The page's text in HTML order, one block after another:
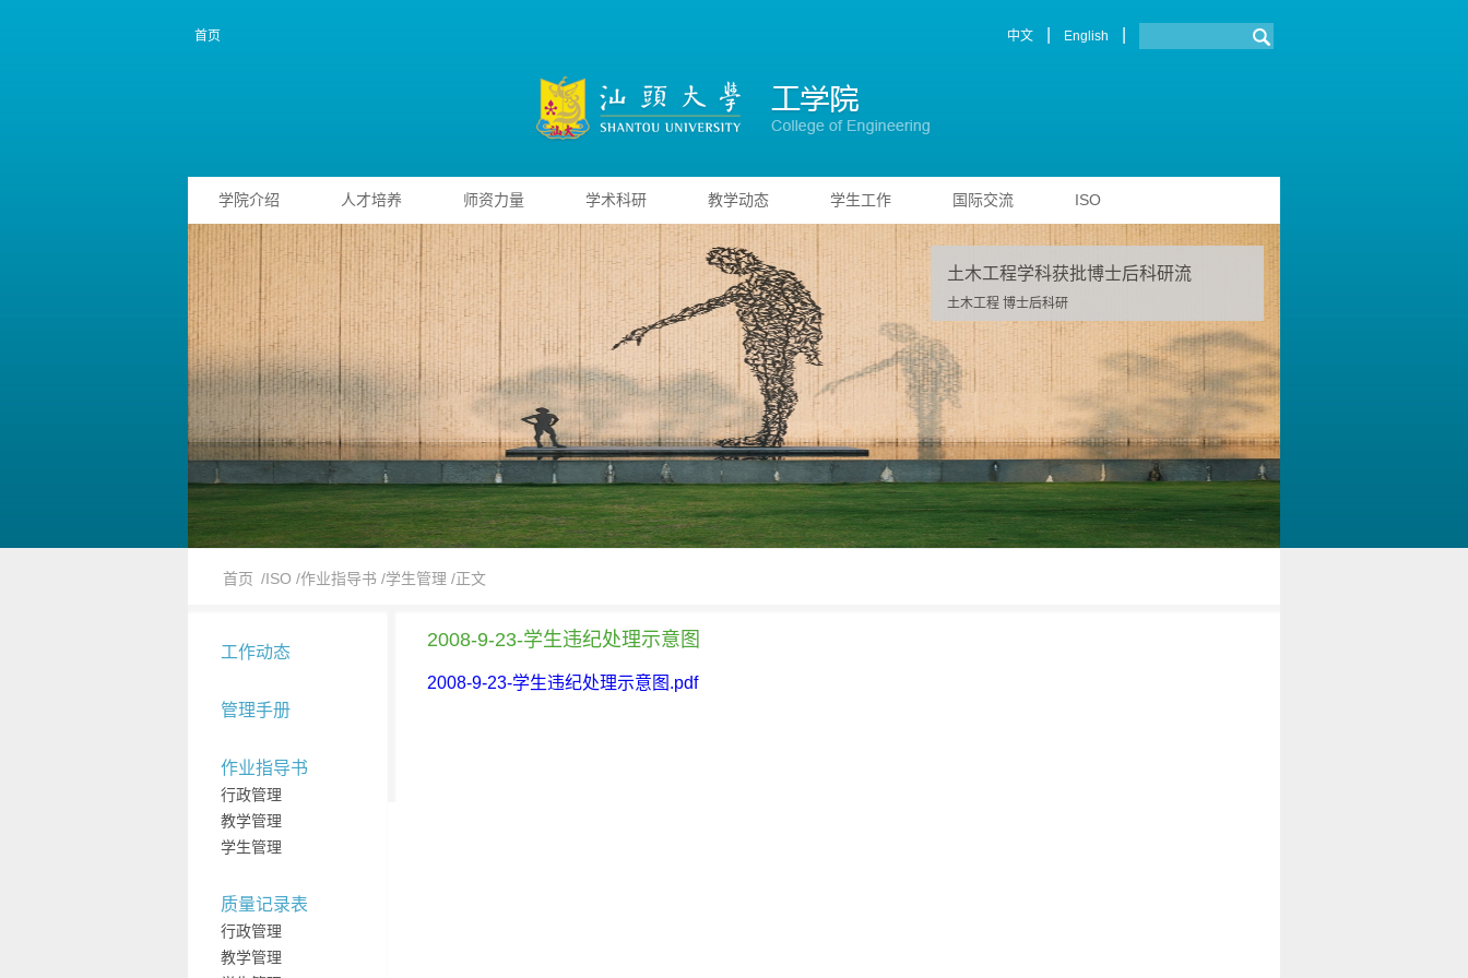
首页 中文 English
学院介绍 人才培养 师资力量 学术科研 教学动态 学生工作 国际交流 ISO
了解更多
首页 /ISO /作业指导书 /学生管理 /正文
工作动态
管理手册
作业指导书
行政管理
教学管理
学生管理
质量记录表
行政管理
教学管理
2008-9-23-学生违纪处理示意图
2008-9-23-学生违纪处理示意图.pdf